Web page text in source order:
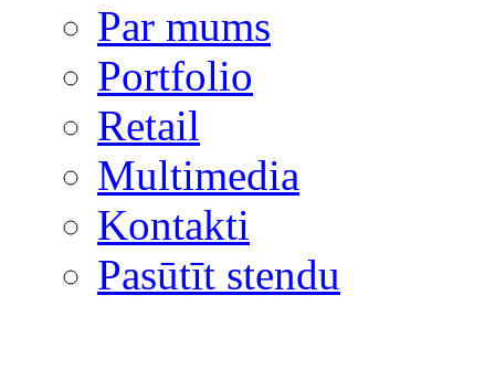
Par mums
Portfolio
Retail
Multimedia
Kontakti
Pasūtīt stendu